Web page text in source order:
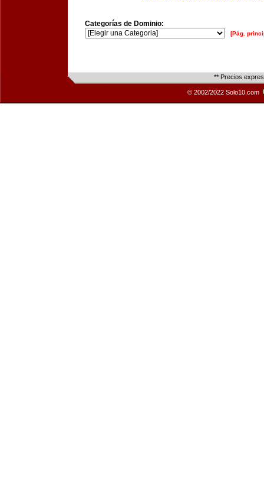
Categorías de Dominio:
[Pág.
** Precios
© 2002/2022 Solo10.com